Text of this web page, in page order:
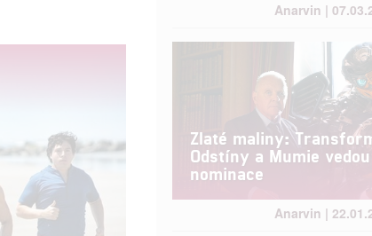
Anarvin |
Zlaté maliny:
Odstíny a Mumie vedou
nominace
Anarvin |